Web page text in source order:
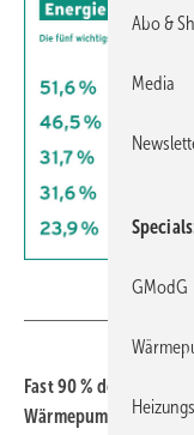
Fast 90 % der
Wärmepumpe
Abo &
Media
Specials
GModG